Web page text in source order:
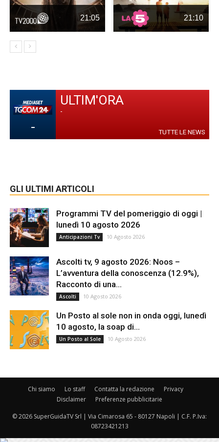
21:05 21:10
-
ULTIM'ORA
-
TUTTE LE NEWS
GLI ULTIMI ARTICOLI
Programmi TV del pomeriggio di oggi |
lunedì 10 agosto 2026
Anticipazioni Tv 10 Agosto 2026
Ascolti tv, 9 agosto 2026: Noos –
L’avventura della conoscenza (12.9%),
Racconto di una...
Ascolti 10 Agosto 2026
Un Posto al sole non in onda oggi, lunedì
10 agosto, la soap di...
Un Posto al Sole 10 Agosto 2026
Chi siamo Lo staff Contatta la redazione
Privacy
Disclaimer
Preferenze pubblicitarie
© 2026 SuperGuidaTV Srl | Via Cimarosa 65 - 80127 Napoli | C.F. P.Iva:
08723421213